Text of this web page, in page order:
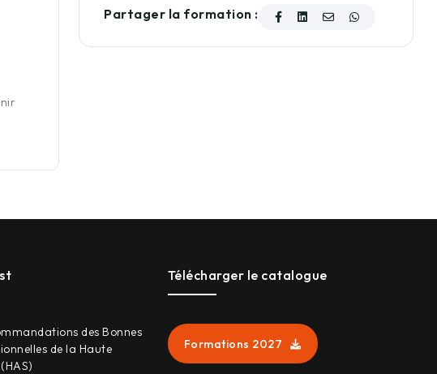
Partager la formation :
des Bonnes
de la Haute
Télécharger le catalogue
Formations 2027